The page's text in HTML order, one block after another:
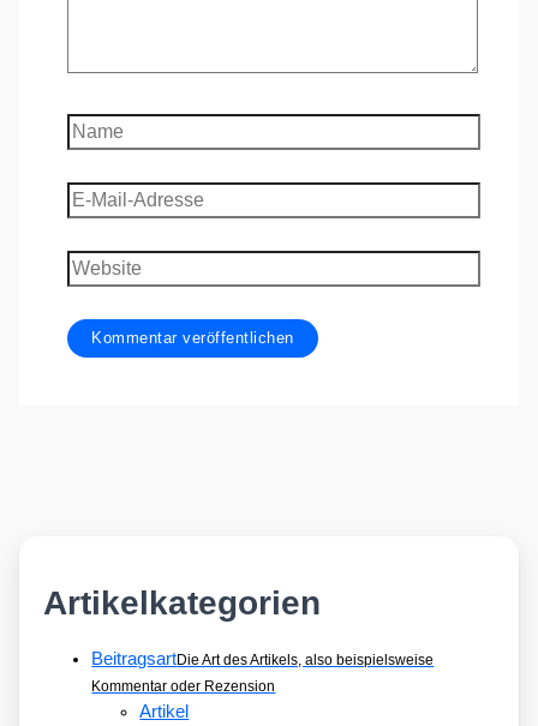
Name
E-
Mail-
Adresse
Website
Artikelkategorien
BeitragsartDie Art des Artikels, also beispielsweise
Kommentar oder Rezension
Artikel